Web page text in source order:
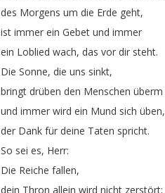
des Morgens um die Erde geht,
ist immer ein Gebet und immer
ein Loblied wach, das vor dir steht.
Die Sonne, die uns sinkt,
bringt drüben den Menschen überm
und immer wird ein Mund sich üben,
der Dank für deine Taten spricht.
So sei es, Herr:
Die Reiche fallen,
dein Thron allein wird nicht zerstört;